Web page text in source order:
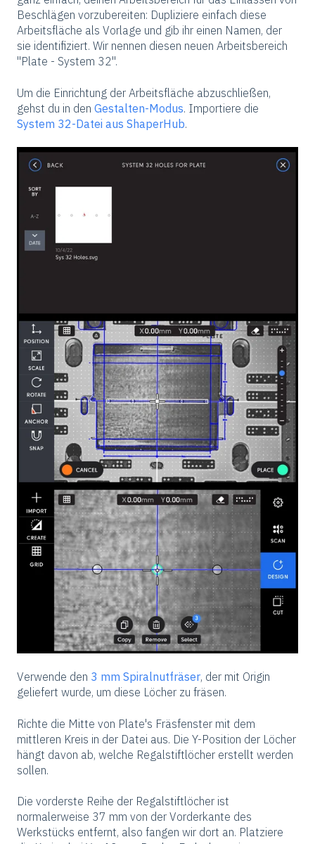
Beschlägen vorzubereiten: Dupliziere einfach diese
Arbeitsfläche als Vorlage und gib ihr einen Namen, der
sie identifiziert. Wir nennen diesen neuen Arbeitsbereich
"Plate - System 32".
Um die Einrichtung der Arbeitsfläche abzuschließen,
gehst du in den Gestalten-Modus. Importiere die
System 32-Datei aus ShaperHub.
Verwende den 3 mm Spiralnutfräser, der mit Origin
geliefert wurde, um diese Löcher zu fräsen.
Richte die Mitte von Plate's Fräsfenster mit dem
mittleren Kreis in der Datei aus. Die Y-Position der Löcher
hängt davon ab, welche Regalstiftlöcher erstellt werden
sollen.
Die vorderste Reihe der Regalstiftlöcher ist
normalerweise 37 mm von der Vorderkante des
Werkstücks entfernt, also fangen wir dort an. Platziere